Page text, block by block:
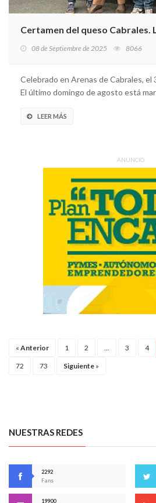
Certamen del queso Cabrales.
08 de Septiembre de 2025 8066
Celebrado en Arenas de Cabrales, el
El último domingo de agosto está
LEER MÁS
ANUNCIO
« Anterior 1 2 3 4
72 73 Siguiente »
NUESTRAS REDES
2292
Fans
19900